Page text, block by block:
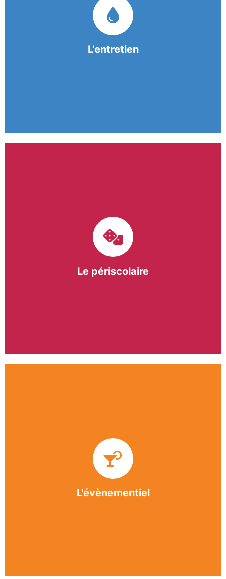
L'entretien
garantissent une prestation de nettoyage de
qualité.
Le périscolaire
bergeracois. A travers les Temps d’Activités
Périscolaires (TAP) et les Pauses Méridiennes, nous
apportons une réponse adaptée et individualisée
L'évènementiel
BASE apporte des solutions innovantes et
originales dans l’organisation des manifestations,
festivals, conventions, colloques et assemblées